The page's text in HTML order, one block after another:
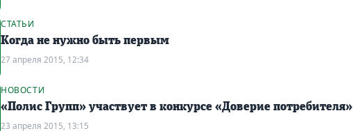
СТАТЬИ
Когда не нужно быть первым
27 апреля 2015, 12:34
НОВОСТИ
«Полис Групп» участвует в конкурсе «Доверие потребителя»
23 апреля 2015, 13:15